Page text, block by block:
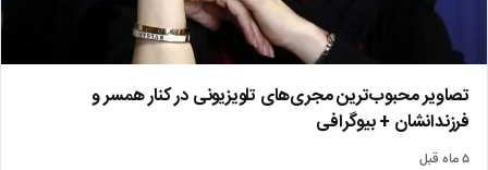
تصاویر محبوب‌ترین مجری‌های تلویزیونی در کنار همسر و
فرزندانشان + بیوگرافی
۵ ماه قبل